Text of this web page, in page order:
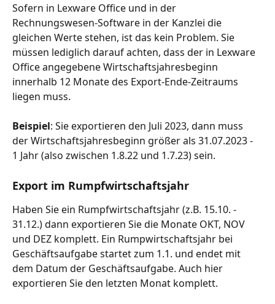
Sofern in Lexware Office und in der
Rechnungswesen-Software in der Kanzlei die
gleichen Werte stehen, ist das kein Problem. Sie
müssen lediglich darauf achten, dass der in Lexware
Office angegebene Wirtschaftsjahresbeginn
innerhalb 12 Monate des Export-Ende-Zeitraums
liegen muss.
Beispiel: Sie exportieren den Juli 2023, dann muss
der Wirtschaftsjahresbeginn größer als 31.07.2023 -
1 Jahr (also zwischen 1.8.22 und 1.7.23) sein.
Export im Rumpfwirtschaftsjahr
Haben Sie ein Rumpfwirtschaftsjahr (z.B. 15.10. -
31.12.) dann exportieren Sie die Monate OKT, NOV
und DEZ komplett. Ein Rumpwirtschaftsjahr bei
Geschäftsaufgabe startet zum 1.1. und endet mit
dem Datum der Geschäftsaufgabe. Auch hier
exportieren Sie den letzten Monat komplett.